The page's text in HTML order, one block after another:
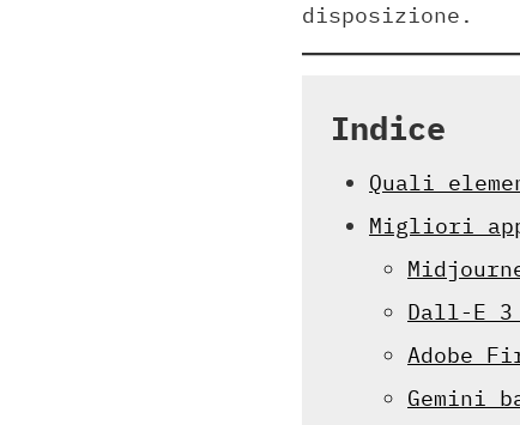
disposizione.
Indice
Quali
Migliori
Dall-E
Adobe
Gemini